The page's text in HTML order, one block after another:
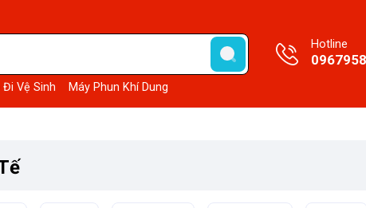
Đi Vệ Sinh Máy Phun Khí Dung
Hotline